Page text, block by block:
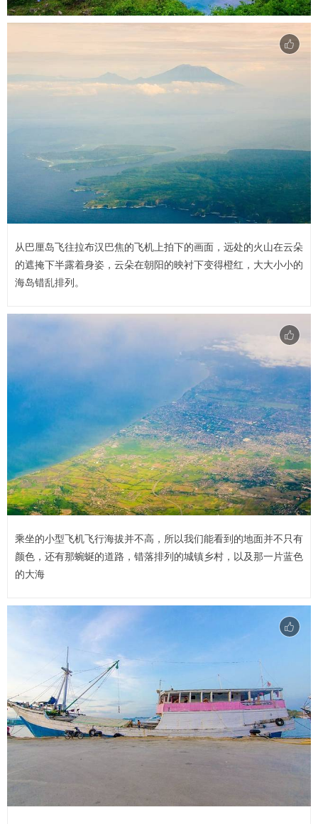
从巴厘岛飞往拉布汉巴焦的飞机上拍下的画面，远处的火山在云朵
的遮掩下半露着身姿，云朵在朝阳的映衬下变得橙红，大大小小的
海岛错乱排列。
乘坐的小型飞机飞行海拔并不高，所以我们能看到的地面并不只有
颜色，还有那蜿蜒的道路，错落排列的城镇乡村，以及那一片蓝色
的大海